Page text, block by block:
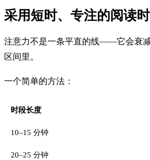
采用短时、专注的阅读
注意力不是一条平直的线——它会衰
区间里。
一个简单的方法：
时段长度
10–15 分钟
20–25 分钟